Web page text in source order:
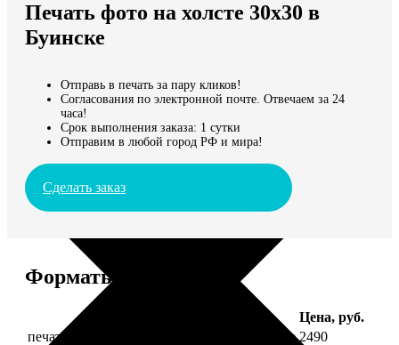
Мы доставляем по всему миру
Продолжить без города
Печать фото на холсте 30х30 в
Буинске
Отправь в печать за пару кликов!
Согласования по электронной почте. Отвечаем за 24
часа!
Срок выполнения заказа: 1 сутки
Отправим в любой город РФ и мира!
Сделать заказ
Форматы и цены
Цена, руб.
печать фото на холсте 30х30 на подрамнике 2490